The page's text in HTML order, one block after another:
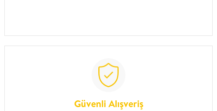
Güvenli Alışveriş